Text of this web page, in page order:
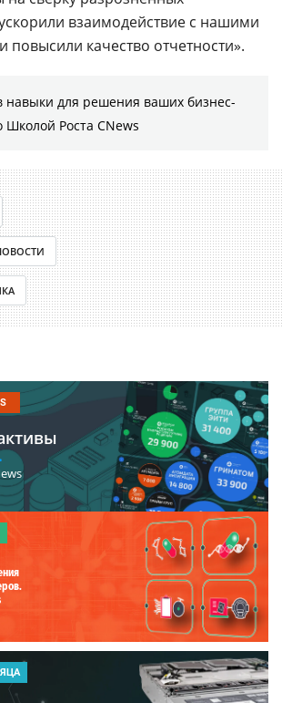
взаимодействие с нашими
и повысили качество отчетности».
навыки для решения ваших бизнес-
Школой Роста CNews